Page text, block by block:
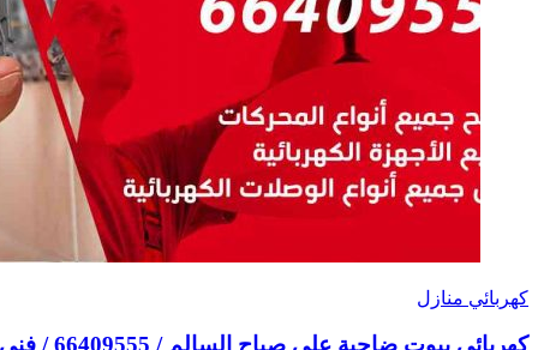
كهربائي منازل
كهربائي بيوت ضاحية علي صباح السالم / 66409555 / فني كهربائي منازل ممتاز